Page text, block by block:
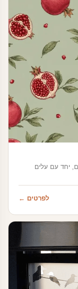
יחד עם עלים
לפרטים ←